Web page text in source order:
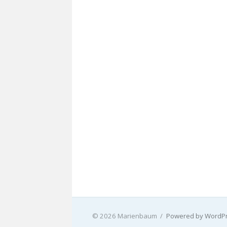
© 2026 Marienbaum / Powered by